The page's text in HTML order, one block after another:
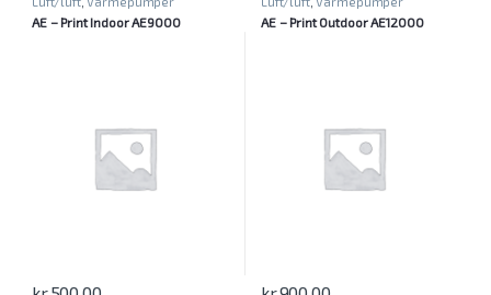
AE – Print Indoor AE9000 AE – Print Outdoor AE12000